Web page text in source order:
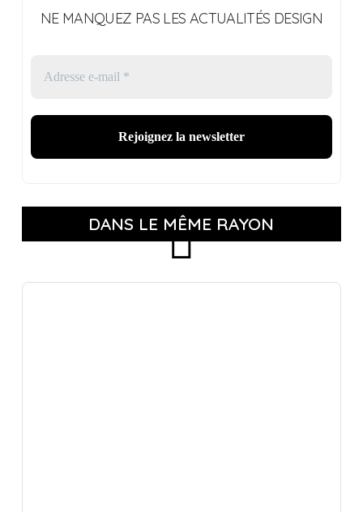
NE MANQUEZ PAS LES ACTUALITÉS DESIGN
DANS LE MÊME RAYON